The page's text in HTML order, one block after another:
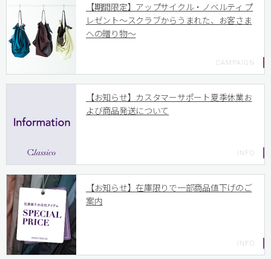
【期間限定】アップサイクル・ノベルティ プ
レゼント〜スクラブからうまれた、お客さま
への贈り物〜
【お知らせ】カスタマーサポート夏季休業お
よび商品発送について
【お知らせ】在庫限りで一部商品値下げのご
案内